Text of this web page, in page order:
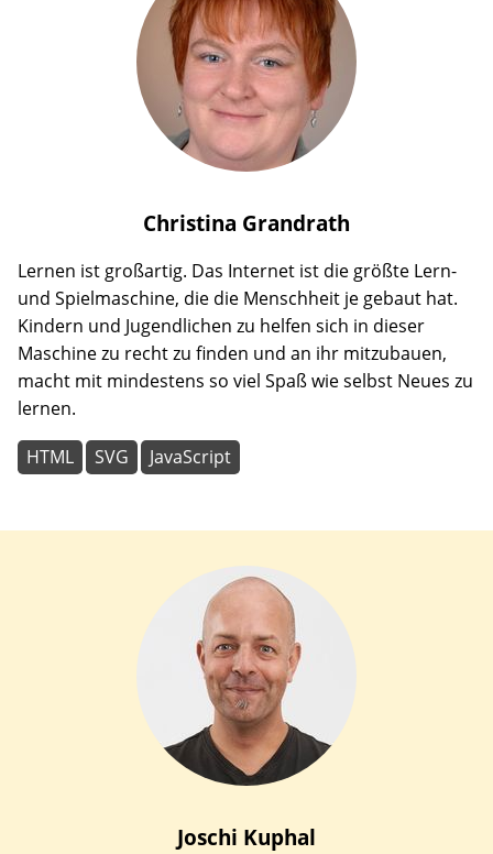
Christina Grandrath
Lernen ist großartig. Das Internet ist die größte Lern-
und Spielmaschine, die die Menschheit je gebaut hat.
Kindern und Jugendlichen zu helfen sich in dieser
Maschine zu recht zu finden und an ihr mitzubauen,
macht mit mindestens so viel Spaß wie selbst Neues zu
lernen.
HTML SVG JavaScript
Joschi Kuphal